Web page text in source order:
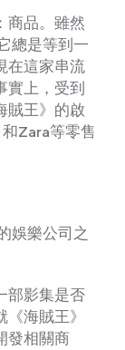
商品。雖然
總是等到一
在這家串流
實上，受到
賊王》的啟
和Zara等零售
娛樂公司之
部影集是否
海賊王》
發相關商